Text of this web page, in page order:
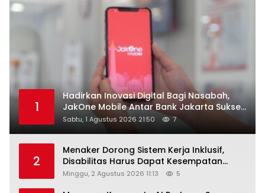
1
Hadirkan Inovasi Digital Bagi Nasabah,
JakOne Mobile Antar Bank Jakarta Sukses
Raih Digital Excellence Awards 2026
Sabtu, 1 Agustus 2026 21:50 7
2
Menaker Dorong Sistem Kerja Inklusif,
Disabilitas Harus Dapat Kesempatan
Setara
Minggu, 2 Agustus 2026 11:13 5